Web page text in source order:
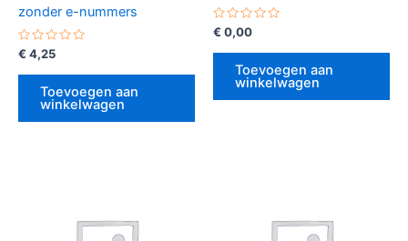
zonder e-nummers
Gewaardeerd
uit
€ 4,25
Toevoegen aan
winkelwagen
Gewaardeerd
uit
€ 0,00
Toevoegen aan
winkelwagen